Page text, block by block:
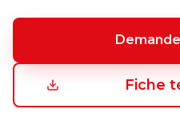
Fiche